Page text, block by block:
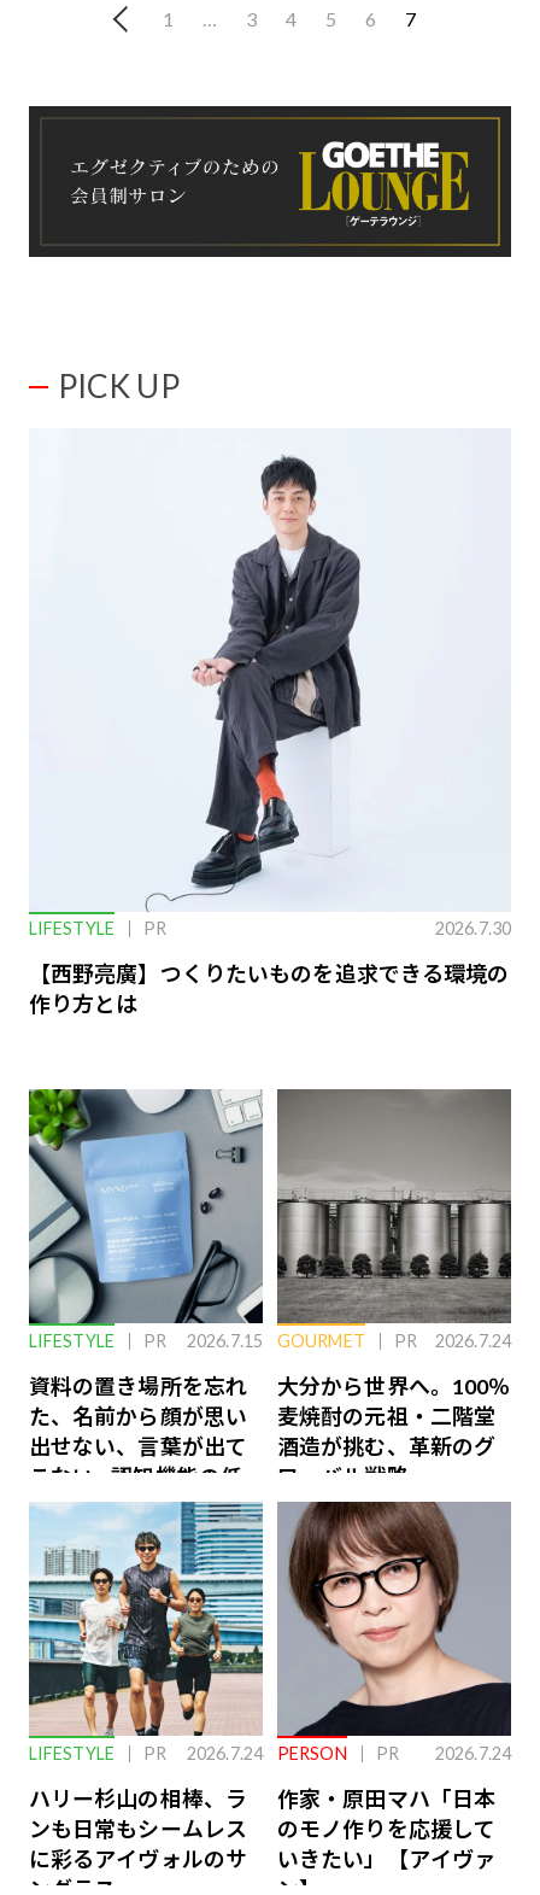
1 3 4 5 6 7
PICK UP
LIFESTYLE PR 2026.7.30
【西野亮廣】つくりたいものを追求できる環境の
作り方とは
LIFESTYLE PR 2026.7.15
資料の置き場所を忘れ
た、名前から顔が思い
出せない、言葉が出て
こない…認知機能の低
下を救う、脳のインナ
ーケアとは
GOURMET PR 2026.7.24
大分から世界へ。100％
麦焼酎の元祖・二階堂
酒造が挑む、革新のグ
ローバル戦略
LIFESTYLE PR 2026.7.24
ハリー杉山の相棒、ラ
ンも日常もシームレス
に彩るアイヴォルのサ
ングラス
PERSON PR 2026.7.24
作家・原田マハ「日本
のモノ作りを応援して
いきたい」【アイヴァ
ン】